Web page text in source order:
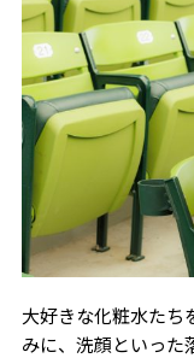
大好きな化粧水たち
みに、洗顔といった